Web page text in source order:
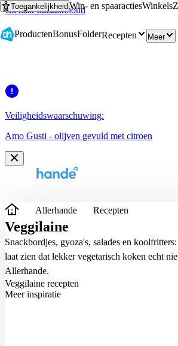
Ga naar hoofdinhoud
Ga naar zoeken
ToegankelijkheidWin- en spaaractiesWinkels
ProductenBonusFolderRecepten Meer
Veiligheidswaarschuwing:
Amo Gusti - olijven gevuld met citroen
Allerhande Recepten
Veggilaine
Snackbordjes, gyoza's, salades en
laat zien dat lekker vegetarisch koken echt
Allerhande.
Veggilaine recepten
Meer inspiratie